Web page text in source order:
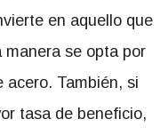
en aquello que
manera se opta por
acero. También, si
tasa de beneficio,